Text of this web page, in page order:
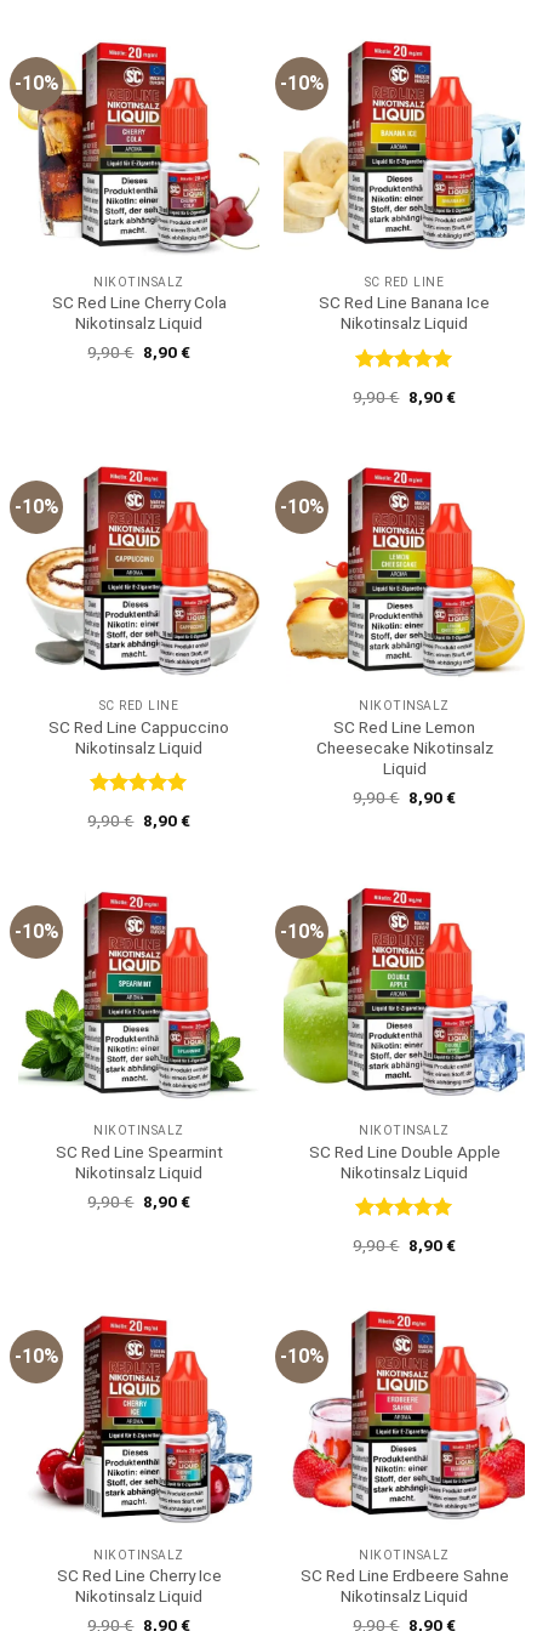
-10%
NIKOTINSALZ
SC Red Line Cherry Cola
Nikotinsalz Liquid
9,90€ Ursprünglicher
Preis
8,90€Aktueller
-10%
SC RED LINE
SC Red Line Banana Ice
Nikotinsalz Liquid
mit 5 von
9,90€ Ursprünglicher
Preis
8,90€Aktueller
-10%
SC RED LINE
SC Red Line Cappuccino
Nikotinsalz Liquid
Bewertet
mit 5 von
9,90€ Ursprünglicher
Preis
8,90€Aktueller
-10%
NIKOTINSALZ
SC Red Line Lemon
Cheesecake Nikotinsalz
Liquid
9,90€ Ursprünglicher
Preis
8,90€Aktueller
-10%
NIKOTINSALZ
SC Red Line Spearmint
Nikotinsalz Liquid
9,90€ Ursprünglicher
Preis
8,90€Aktueller
-10%
NIKOTINSALZ
SC Red Line Double Apple
Nikotinsalz Liquid
mit 5 von
9,90€ Ursprünglicher
Preis
8,90€Aktueller
-10%
NIKOTINSALZ
SC Red Line Cherry Ice
Nikotinsalz Liquid
9,90€ Ursprünglicher
8,90€Aktueller
-10%
NIKOTINSALZ
SC Red Line Erdbeere Sahne
Nikotinsalz Liquid
9,90€ Ursprünglicher
8,90€Aktueller